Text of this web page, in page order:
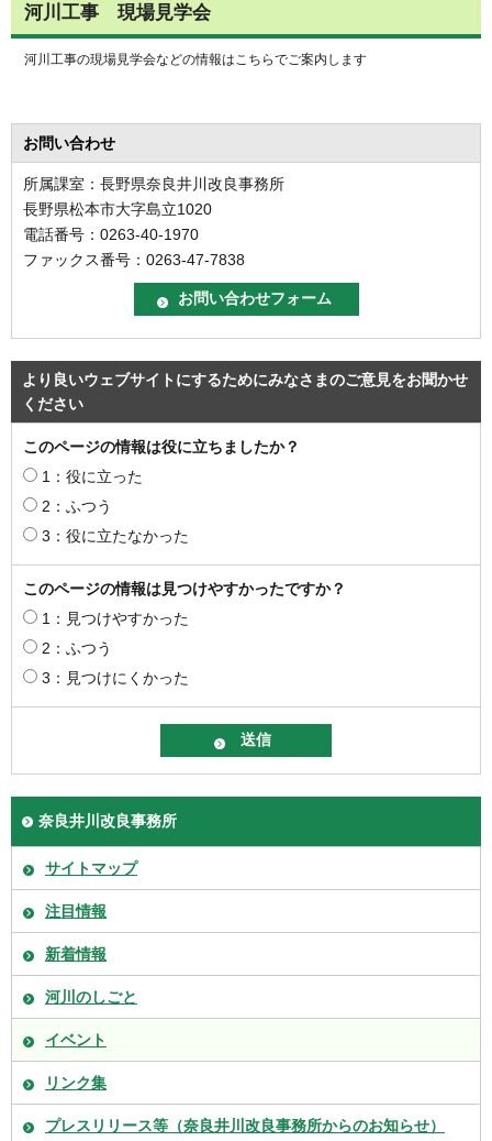
河川工事 現場見学会
河川工事の現場見学会などの情報はこちらでご案内します
お問い合わせ
所属課室：長野県奈良井川改良事務所
長野県松本市大字島立1020
電話番号：0263-40-1970
ファックス番号：0263-47-7838
より良いウェブサイトにするためにみなさまのご意見をお聞かせ
ください
このページの情報は役に立ちましたか？
1：役に立った
2：ふつう
3：役に立たなかった
このページの情報は見つけやすかったですか？
1：見つけやすかった
2：ふつう
3：見つけにくかった
奈良井川改良事務所
サイトマップ
注目情報
新着情報
河川のしごと
イベント
リンク集
プレスリリース等（奈良井川改良事務所からのお知らせ）